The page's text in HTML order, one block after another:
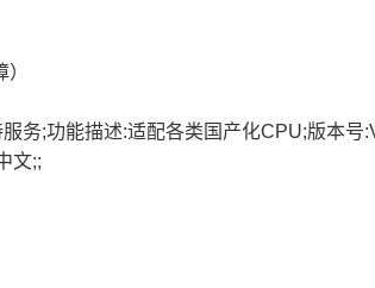
务;功能描述:适配各类国产化CPU;版本号
文;;